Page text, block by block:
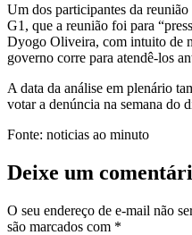
Um dos participantes da
G1, que a reunião foi para
Dyogo Oliveira, com intuito de
governo corre para atendê-los
A data da análise em plenário
votar a denúncia na semana do
Fonte: noticias ao minuto
Deixe um
O seu endereço de e-mail não
são marcados com *